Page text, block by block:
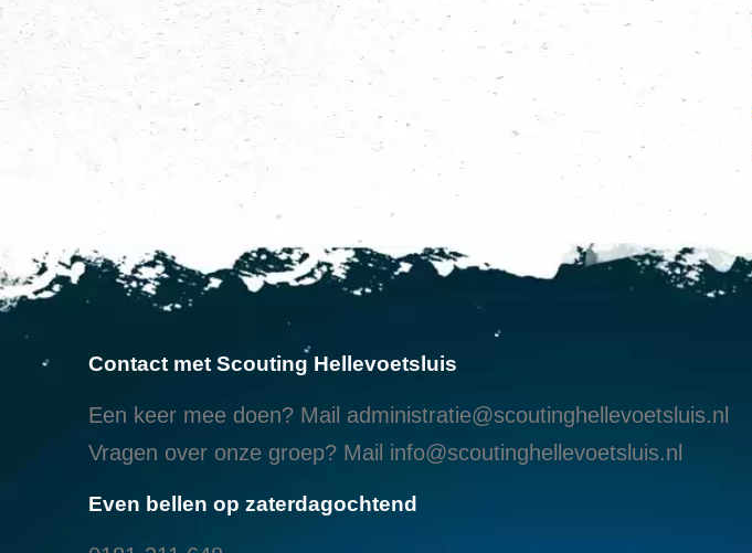
Contact met Scouting Hellevoetsluis
Een keer mee doen? Mail administratie@scoutinghellevoetsluis.nl
Vragen over onze groep? Mail info@scoutinghellevoetsluis.nl
Even bellen op zaterdagochtend